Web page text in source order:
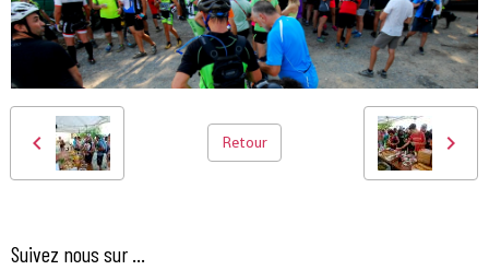
Retour
Suivez nous sur ...